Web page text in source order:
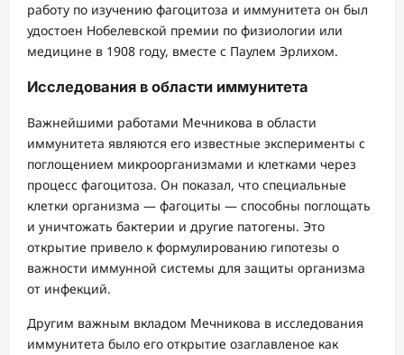
работу по изучению фагоцитоза и иммунитета он был
удостоен Нобелевской премии по физиологии или
медицине в 1908 году, вместе с Паулем Эрлихом.
Исследования в области иммунитета
Важнейшими работами Мечникова в области
иммунитета являются его известные эксперименты с
поглощением микроорганизмами и клетками через
процесс фагоцитоза. Он показал, что специальные
клетки организма — фагоциты — способны поглощать
и уничтожать бактерии и другие патогены. Это
открытие привело к формулированию гипотезы о
важности иммунной системы для защиты организма
от инфекций.
Другим важным вкладом Мечникова в исследования
иммунитета было его открытие озаглавленое как